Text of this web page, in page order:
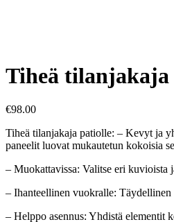
Tiheä
€98.00
Tiheä tilanjakaja patiolle: – Kevyt ja
paneelit luovat mukautetun kokoisia
– Muokattavissa: Valitse eri kuvioista
– Ihanteellinen vuokralle:
– Helppo asennus: Yhdistä elementit